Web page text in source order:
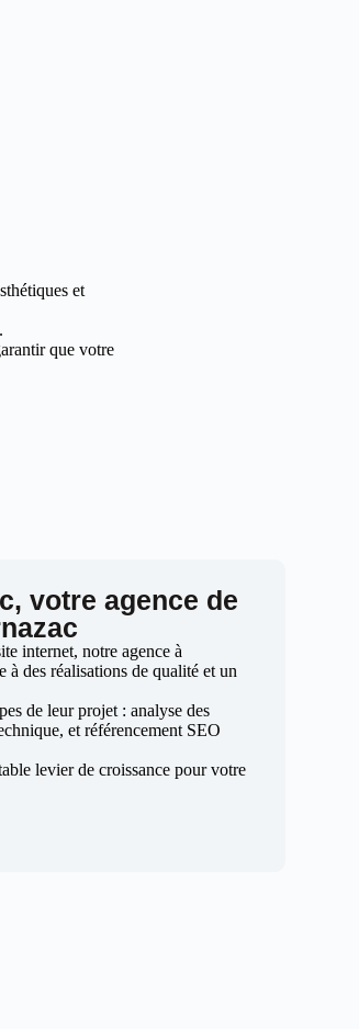
et
que votre
votre agence de
internet, notre agence à
à des réalisations de qualité et un
de leur projet : analyse des
et référencement SEO
levier de croissance pour votre